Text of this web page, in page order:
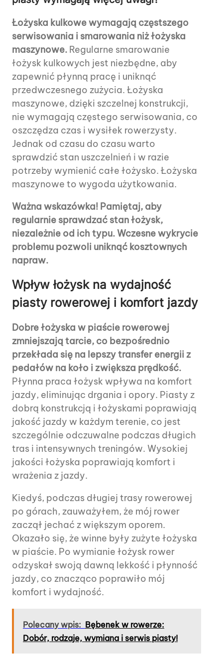
Łożyska kulkowe wymagają częstszego
serwisowania i smarowania niż łożyska
maszynowe. Regularne smarowanie
łożysk kulkowych jest niezbędne, aby
zapewnić płynną pracę i uniknąć
przedwczesnego zużycia. Łożyska
maszynowe, dzięki szczelnej konstrukcji,
nie wymagają częstego serwisowania, co
oszczędza czas i wysiłek rowerzysty.
Jednak od czasu do czasu warto
sprawdzić stan uszczelnień i w razie
potrzeby wymienić całe łożysko. Łożyska
maszynowe to wygoda użytkowania.
Ważna wskazówka! Pamiętaj, aby
regularnie sprawdzać stan łożysk,
niezależnie od ich typu. Wczesne wykrycie
problemu pozwoli uniknąć kosztownych
napraw.
Wpływ łożysk na wydajność
piasty rowerowej i komfort jazdy
Dobre łożyska w piaście rowerowej
zmniejszają tarcie, co bezpośrednio
przekłada się na lepszy transfer energii z
pedałów na koło i zwiększa prędkość.
Płynna praca łożysk wpływa na komfort
jazdy, eliminując drgania i opory. Piasty z
dobrą konstrukcją i łożyskami poprawiają
jakość jazdy w każdym terenie, co jest
szczególnie odczuwalne podczas długich
tras i intensywnych treningów. Wysokiej
jakości łożyska poprawiają komfort i
wrażenia z jazdy.
Kiedyś, podczas długiej trasy rowerowej
po górach, zauważyłem, że mój rower
zaczął jechać z większym oporem.
Okazało się, że winne były zużyte łożyska
w piaście. Po wymianie łożysk rower
odzyskał swoją dawną lekkość i płynność
jazdy, co znacząco poprawiło mój
komfort i wydajność.
Polecany wpis: Bębenek w rowerze:
Dobór, rodzaje, wymiana i serwis piasty!